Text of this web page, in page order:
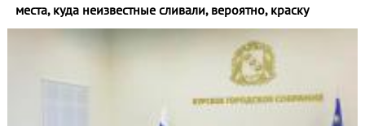
места, куда неизвестные сливали, вероятно, краску